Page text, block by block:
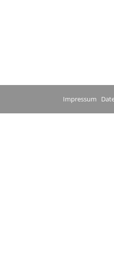
Impressum